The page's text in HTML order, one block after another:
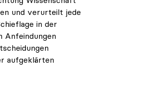
und verurteilt jede
in der
Anfeindungen
aufgeklärten